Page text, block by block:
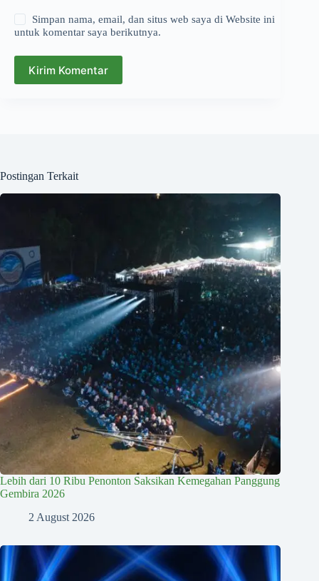
Simpan nama, email, dan situs web saya di Website ini
untuk komentar saya berikutnya.
Kirim Komentar
Postingan Terkait
Lebih dari 10 Ribu Penonton Saksikan Kemegahan Panggung
Gembira 2026
2 August 2026